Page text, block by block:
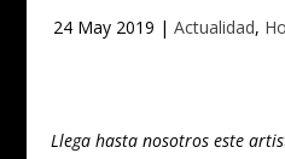
24 May 2019 | Actualidad,
Llega hasta nosotros este